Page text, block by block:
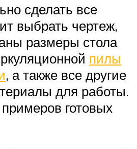
сделать все
выбрать чертеж,
размеры стола
пилы
, а также все другие
для работы.
готовых